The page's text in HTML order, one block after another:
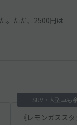
。ただ、2500円は
SUV・大型車も